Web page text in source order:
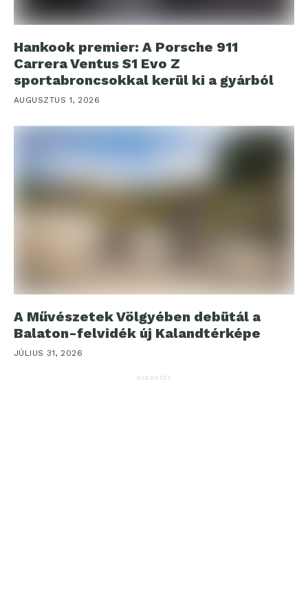
Hankook premier: A Porsche 911
Carrera Ventus S1 Evo Z
sportabroncsokkal kerül ki a gyárból
AUGUSZTUS 1, 2026
A Művészetek Völgyében debütál a
Balaton-felvidék új Kalandtérképe
JÚLIUS 31, 2026
HIRDETÉS